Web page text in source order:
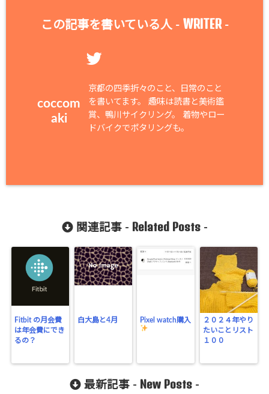
この記事を書いている人 - WRITER-
coccom
aki
京都の四季折々のこと、日常のこと
を書いてます。 趣味は読書と美術鑑
賞、鴨川サイクリング。 着物やロー
ドバイクでポタリングも。
関連記事 - Related Posts-
Fitbit の月会費
は年会費にでき
るの？
白大島と4月 Pixel watch購入
２０２４年やり
たいことリスト
１００
最新記事 - New Posts -